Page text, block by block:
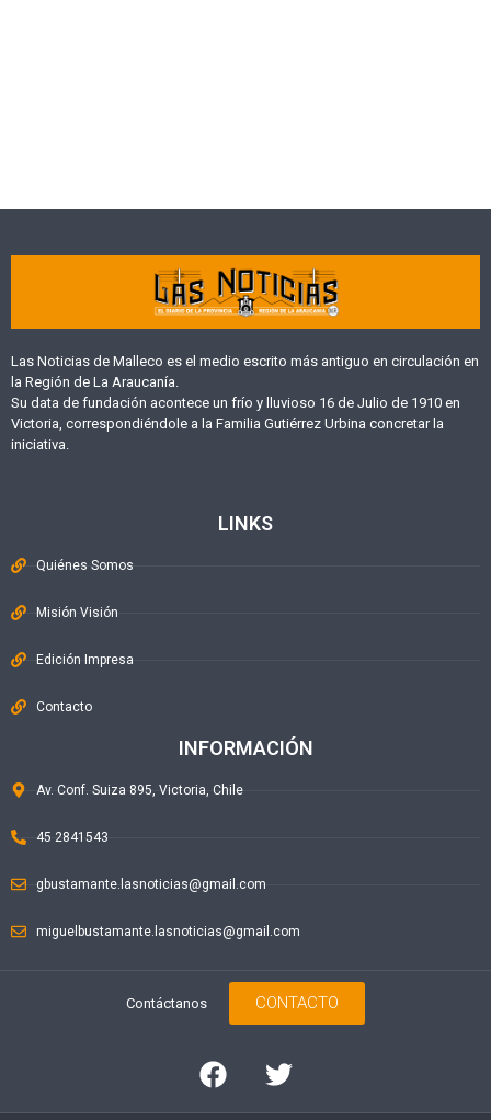
Las Noticias de Malleco es el medio escrito más antiguo en circulación en
la Región de La Araucanía.
Su data de fundación acontece un frío y lluvioso 16 de Julio de 1910 en
Victoria, correspondiéndole a la Familia Gutiérrez Urbina concretar la
iniciativa.
LINKS
Quiénes Somos
Misión Visión
Edición Impresa
Contacto
INFORMACIÓN
Av. Conf. Suiza 895, Victoria, Chile
45 2841543
gbustamante.lasnoticias@gmail.com
miguelbustamante.lasnoticias@gmail.com
Contáctanos CONTACTO